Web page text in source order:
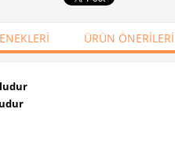
ÜRÜN ÖNERILERI